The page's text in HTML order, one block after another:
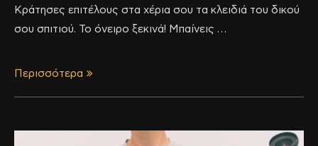
Κράτησες επιτέλους στα χέρια σου τα κλειδιά του δικού
σου σπιτιού. Το όνειρο ξεκινά! Μπαίνεις …
Περισσότερα